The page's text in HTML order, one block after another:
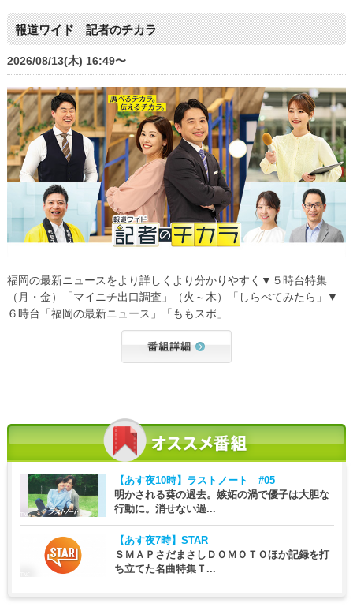
報道ワイド 記者のチカラ
2026/08/13(木) 16:49〜
福岡の最新ニュースをより詳しくより分かりやすく▼５時台特集
（月・金）「マイニチ出口調査」（火～木）「しらべてみたら」▼
６時台「福岡の最新ニュース」「ももスポ」
【あす夜10時】 ラストノート #05
明かされる葵の過去。嫉妬の渦で優子は大胆な
行動に。消せない過...
【あす夜7時】 STAR
ＳＭＡＰさだまさしＤＯＭＯＴＯほか記録を打
ち立てた名曲特集Ｔ...